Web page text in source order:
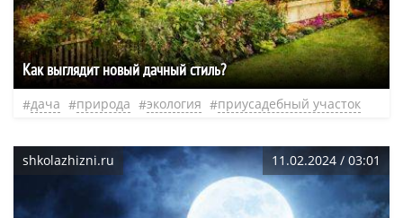
Как выглядит новый дачный стиль?
дача природа экология приусадебный участок
shkolazhizni.ru 11.02.2024 / 03:01